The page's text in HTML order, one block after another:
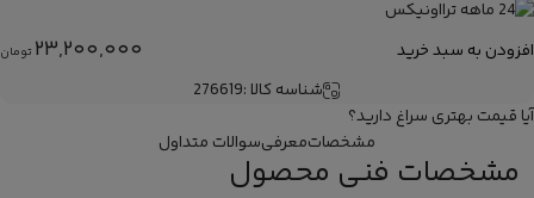
افزودن به سبد خرید 23,200,000 تومان
شناسه کالا :276619
آیا قیمت بهتری سراغ دارید؟
مشخصاتمعرفیسوالات متداول
مشخصات فنی محصول